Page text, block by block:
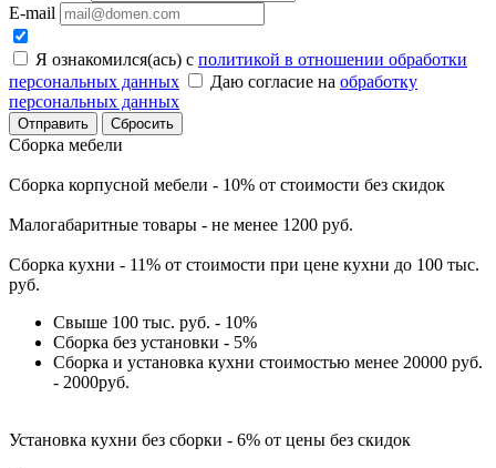
E-mail
Я ознакомился(ась) с политикой в отношении обработки
персональных данных
Даю согласие на обработку
персональных данных
Сбросить
Сборка мебели
Сборка корпусной мебели - 10% от стоимости без скидок
Малогабаритные товары - не менее 1200 руб.
Сборка кухни - 11% от стоимости при цене кухни до 100 тыс.
руб.
Свыше 100 тыс. руб. - 10%
Сборка без установки - 5%
Сборка и установка кухни стоимостью менее 20000 руб.
- 2000руб.
Установка кухни без сборки - 6% от цены без скидок